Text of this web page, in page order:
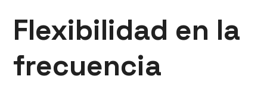
Flexibilidad en la
frecuencia